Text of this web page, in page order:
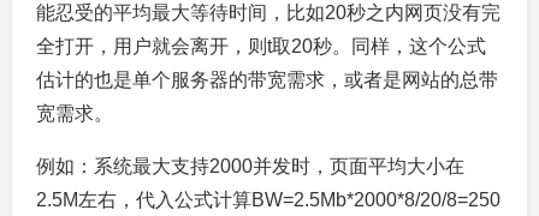
能忍受的平均最大等待时间，比如20秒之内网页没有完
全打开，用户就会离开，则t取20秒。同样，这个公式
估计的也是单个服务器的带宽需求，或者是网站的总带
宽需求。
例如：系统最大支持2000并发时，页面平均大小在
2.5M左右，代入公式计算BW=2.5Mb*2000*8/20/8=250